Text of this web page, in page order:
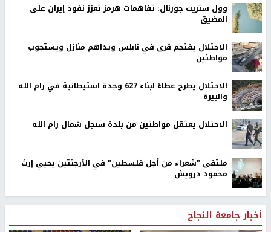
وول ستريت جورنال: تفاهمات هرمز تعزز نفوذ إيران على
المضيق
الاحتلال يقتحم قرى في نابلس ويداهم منازل ويستجوب
مواطنين
الاحتلال يطرح عطاءً لبناء 627 وحدة استيطانية في رام الله
والبيرة
الاحتلال يعتقل مواطنين من بلدة سنجل شمال رام الله
ملتقى "شعراء من أجل فلسطين" في الأرجنتين يحيي إرث
محمود درويش
أخبار جامعة النجاح